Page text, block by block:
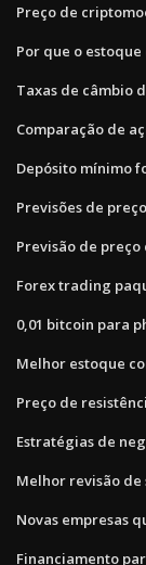
Preço de
Por que o
Taxas de câmbio
Comparação de
Depósito mínimo
Previsões de
Previsão de preço
Forex trading
0,01 bitcoin para
Melhor estoque
Preço de
Estratégias de
Melhor revisão
Novas empresas
Financiamento